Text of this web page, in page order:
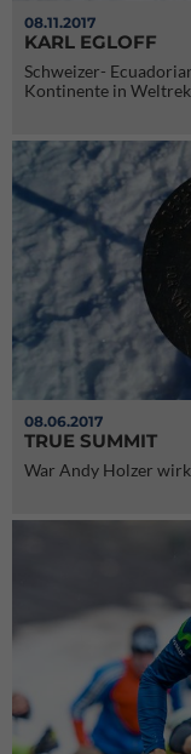
08.11.2017
KARL EGLOFF
Schweizer-
Kontinente in
08.06.2017
TRUE SUMMIT
War Andy Holzer